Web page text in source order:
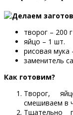
творог – 200 г
яйцо – 1 шт.
рисовая мука
заменитель
Как готовим?
Творог,
смешиваем в
Тщательно